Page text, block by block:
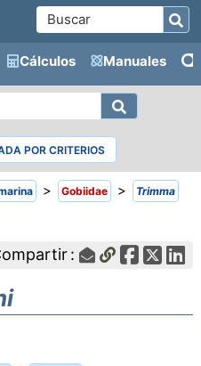
Cálculos Manuales
POR CRITERIOS
> Gobiidae > Trimma
: